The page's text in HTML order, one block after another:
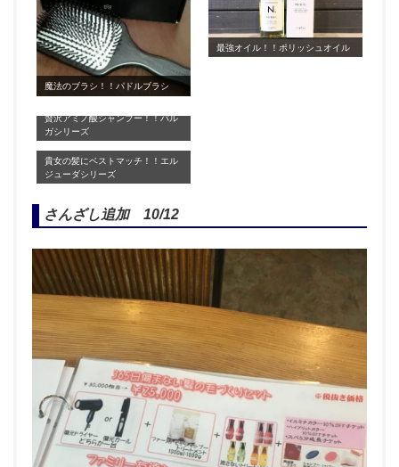
魔法のブラシ！！パドルブラシ
最強オイル！！ポリッシュオイル
贅沢アミノ酸シャンプー！！パル
ガシリーズ
貴女の髪にベストマッチ！！エル
ジューダシリーズ
さんざし追加 10/12